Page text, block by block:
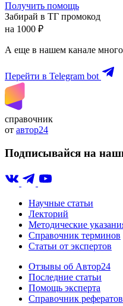
Получить помощь
Забирай в ТГ промокод
на 1000 ₽
А еще в нашем канале много
Перейти в Telegram bot
справочник
от автор24
Подписывайся на
Научные статьи
Лекторий
Методические
Справочник терминов
Статьи от экспертов
Отзывы об Автор24
Последние статьи
Помощь эксперта
Справочник рефератов